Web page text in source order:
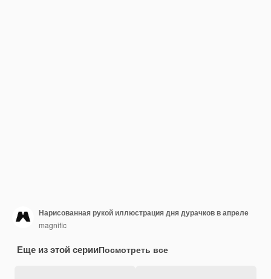
Нарисованная рукой иллюстрация дня дурачков в апреле
magnific
Еще из этой серииПосмотреть все